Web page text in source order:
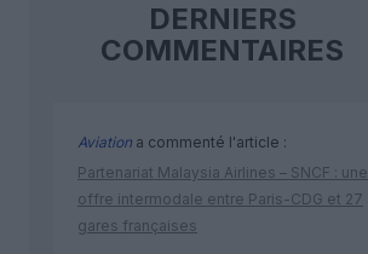
DERNIERS
COMMENTAIRES
Aviation a commenté l'article :
Partenariat Malaysia Airlines – SNCF : une
offre intermodale entre Paris-CDG et 27
gares françaises